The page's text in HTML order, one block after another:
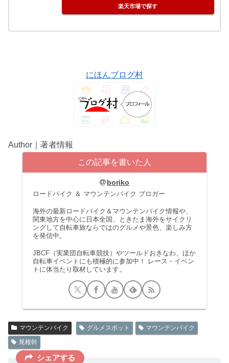
楽天市場で探す
にほんブログ村
Author｜著者情報
この記事を書いた人
boriko
ロードバイク ＆ マウンテンバイク ブロガー
海外の最新ロードバイク＆マウンテンバイク情報や、
関東地方を中心に日本全国、ときたま海外をサイクリ
ングして自転車旅ならではのグルメや景色、楽しみ方
を発信中。
JBCF（実業団自転車競技）やツールドおきなわ、ほか
自転車イベントにも積極的に参加中！ レース・イベン
トに体当たり取材しています。
マウンテンバイク グルメスポット
マウンテンバイク
尾根幹
シェアする